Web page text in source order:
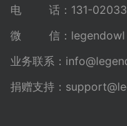
电 话：131-
微 信：legendowl（
业务联系：
捐赠支持：